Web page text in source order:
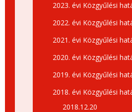
2023. évi Közgyűlési
2022. évi Közgyűlési
2021. évi Közgyűlési
2020. évi Közgyűlési
2019. évi Közgyűlési
2018. évi Közgyűlési
2018.12.20